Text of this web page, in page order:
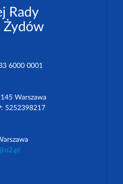
Rady
Żydów
6000 0001
Warszawa
5252398217